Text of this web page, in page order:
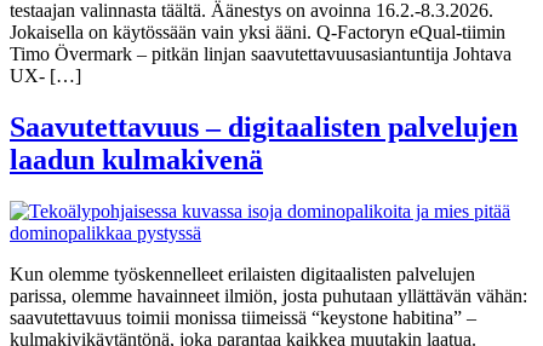
testaajan valinnasta täältä. Äänestys on avoinna 16.2.-8.3.2026.
Jokaisella on käytössään vain yksi ääni. Q-Factoryn eQual-tiimin
Timo Övermark – pitkän linjan saavutettavuusasiantuntija Johtava
UX- […]
Saavutettavuus – digitaalisten palvelujen
laadun kulmakivenä
Kun olemme työskennelleet erilaisten digitaalisten palvelujen
parissa, olemme havainneet ilmiön, josta puhutaan yllättävän vähän:
saavutettavuus toimii monissa tiimeissä “keystone habitina” –
kulmakivikäytäntönä, joka parantaa kaikkea muutakin laatua.